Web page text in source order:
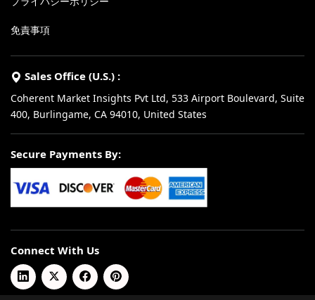
免責事項
Sales Office (U.S.) :
Coherent Market Insights Pvt Ltd, 533 Airport Boulevard, Suite
400, Burlingame, CA 94010, United States
Secure Payments By:
Connect With Us